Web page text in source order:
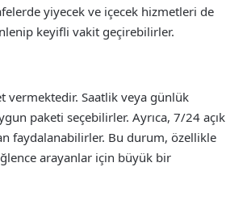
yiyecek ve içecek hizmetleri de
keyifli vakit geçirebilirler.
vermektedir. Saatlik veya günlük
paketi seçebilirler. Ayrıca, 7/24 açık
faydalanabilirler. Bu durum, özellikle
arayanlar için büyük bir